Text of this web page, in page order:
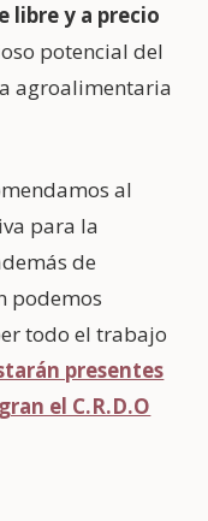
libre y a precio
potencial del
agroalimentaria
al
para la
de
podemos
todo el trabajo
presentes
el C.R.D.O